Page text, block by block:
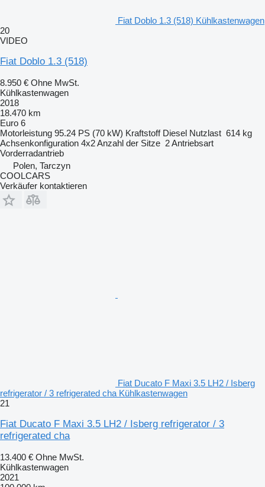
Fiat Doblo 1.3 (518) Kühlkastenwagen
20
VIDEO
Fiat Doblo 1.3 (518)
8.950 € Ohne MwSt.
Kühlkastenwagen
2018
18.470 km
Euro 6
Motorleistung 95.24 PS (70 kW) Kraftstoff Diesel Nutzlast 614 kg
Achsenkonfiguration 4x2Anzahl der Sitze 2Antriebsart
Vorderradantrieb
Polen, Tarczyn
COOLCARS
Verkäufer kontaktieren
Fiat Ducato F Maxi 3.5 LH2 / Isberg
refrigerator / 3 refrigerated cha Kühlkastenwagen
21
Fiat Ducato F Maxi 3.5 LH2 / Isberg refrigerator / 3
refrigerated cha
13.400 € Ohne MwSt.
Kühlkastenwagen
2021